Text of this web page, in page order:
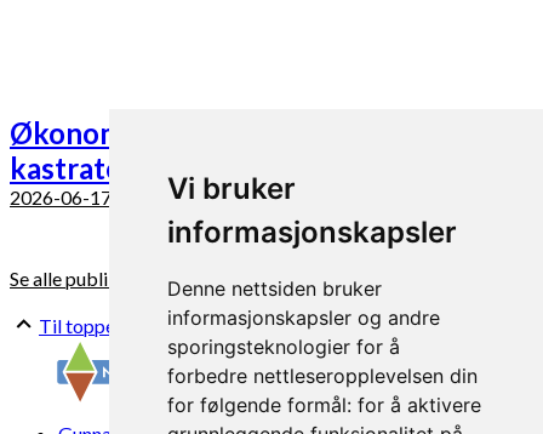
Vi bruker
informasjonskapsler
Denne nettsiden bruker
informasjonskapsler og andre
sporingsteknologier for å
forbedre nettleseropplevelsen din
for følgende formål: for å aktivere
Økonomi ved kjøttproduksjon på
kastrater
2026-06-17
Se alle publikasjoner
Til toppen